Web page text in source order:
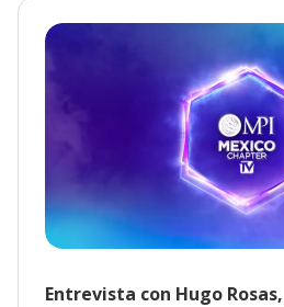
Entrevista con Hugo